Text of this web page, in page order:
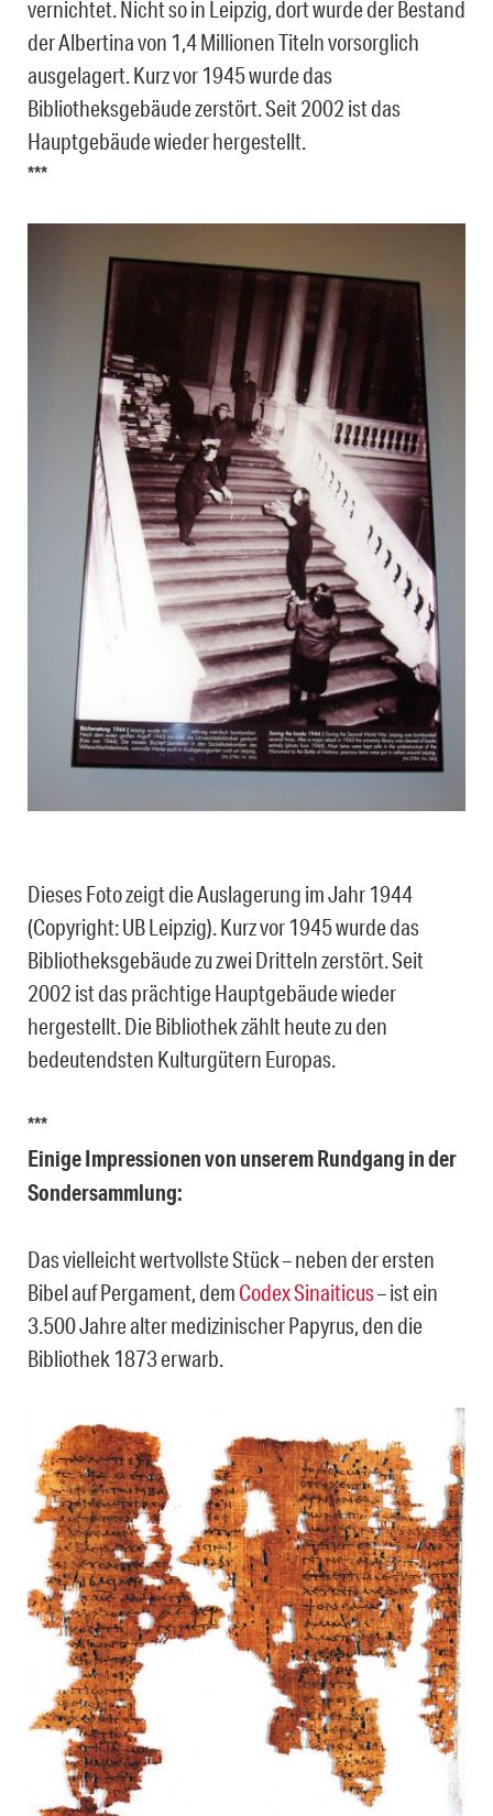
vernichtet. Nicht so in Leipzig, dort wurde der Bestand
der Albertina von 1,4 Millionen Titeln vorsorglich
ausgelagert. Kurz vor 1945 wurde das
Bibliotheksgebäude zerstört. Seit 2002 ist das
Hauptgebäude wieder hergestellt.
***
Dieses Foto zeigt die Auslagerung im Jahr 1944
(Copyright: UB Leipzig). Kurz vor 1945 wurde das
Bibliotheksgebäude zu zwei Dritteln zerstört. Seit
2002 ist das prächtige Hauptgebäude wieder
hergestellt. Die Bibliothek zählt heute zu den
bedeutendsten Kulturgütern Europas.
***
Einige Impressionen von unserem Rundgang in der
Sondersammlung:
Das vielleicht wertvollste Stück – neben der ersten
Bibel auf Pergament, dem Codex Sinaiticus– ist ein
3.500 Jahre alter medizinischer Papyrus, den die
Bibliothek 1873 erwarb.